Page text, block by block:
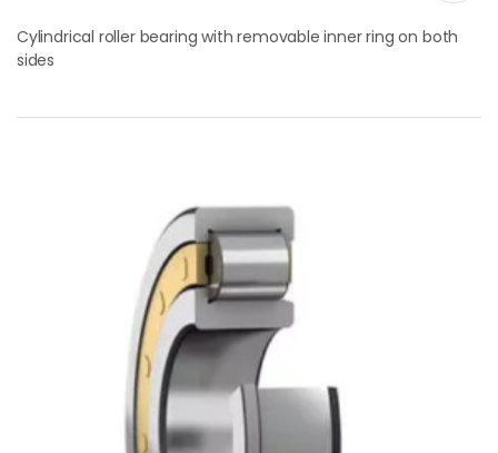
Cylindrical roller bearing with removable inner ring on both
sides